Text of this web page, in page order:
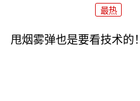
最热
甩烟雾弹也是要看技术的